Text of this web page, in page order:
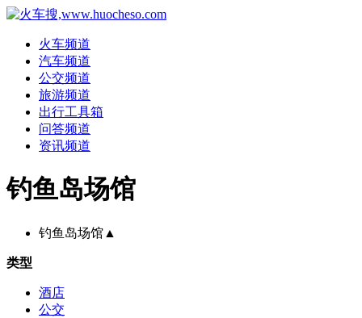
火车频道
汽车频道
公交频道
旅游频道
出行工具箱
问答频道
资讯频道
钓鱼岛场馆
钓鱼岛场馆 ▲
类型
酒店
公交